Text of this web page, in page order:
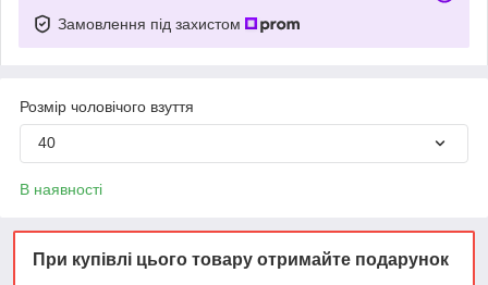
Замовлення під захистом
Розмір чоловічого взуття
40
В наявності
При купівлі цього товару отримайте подарунок